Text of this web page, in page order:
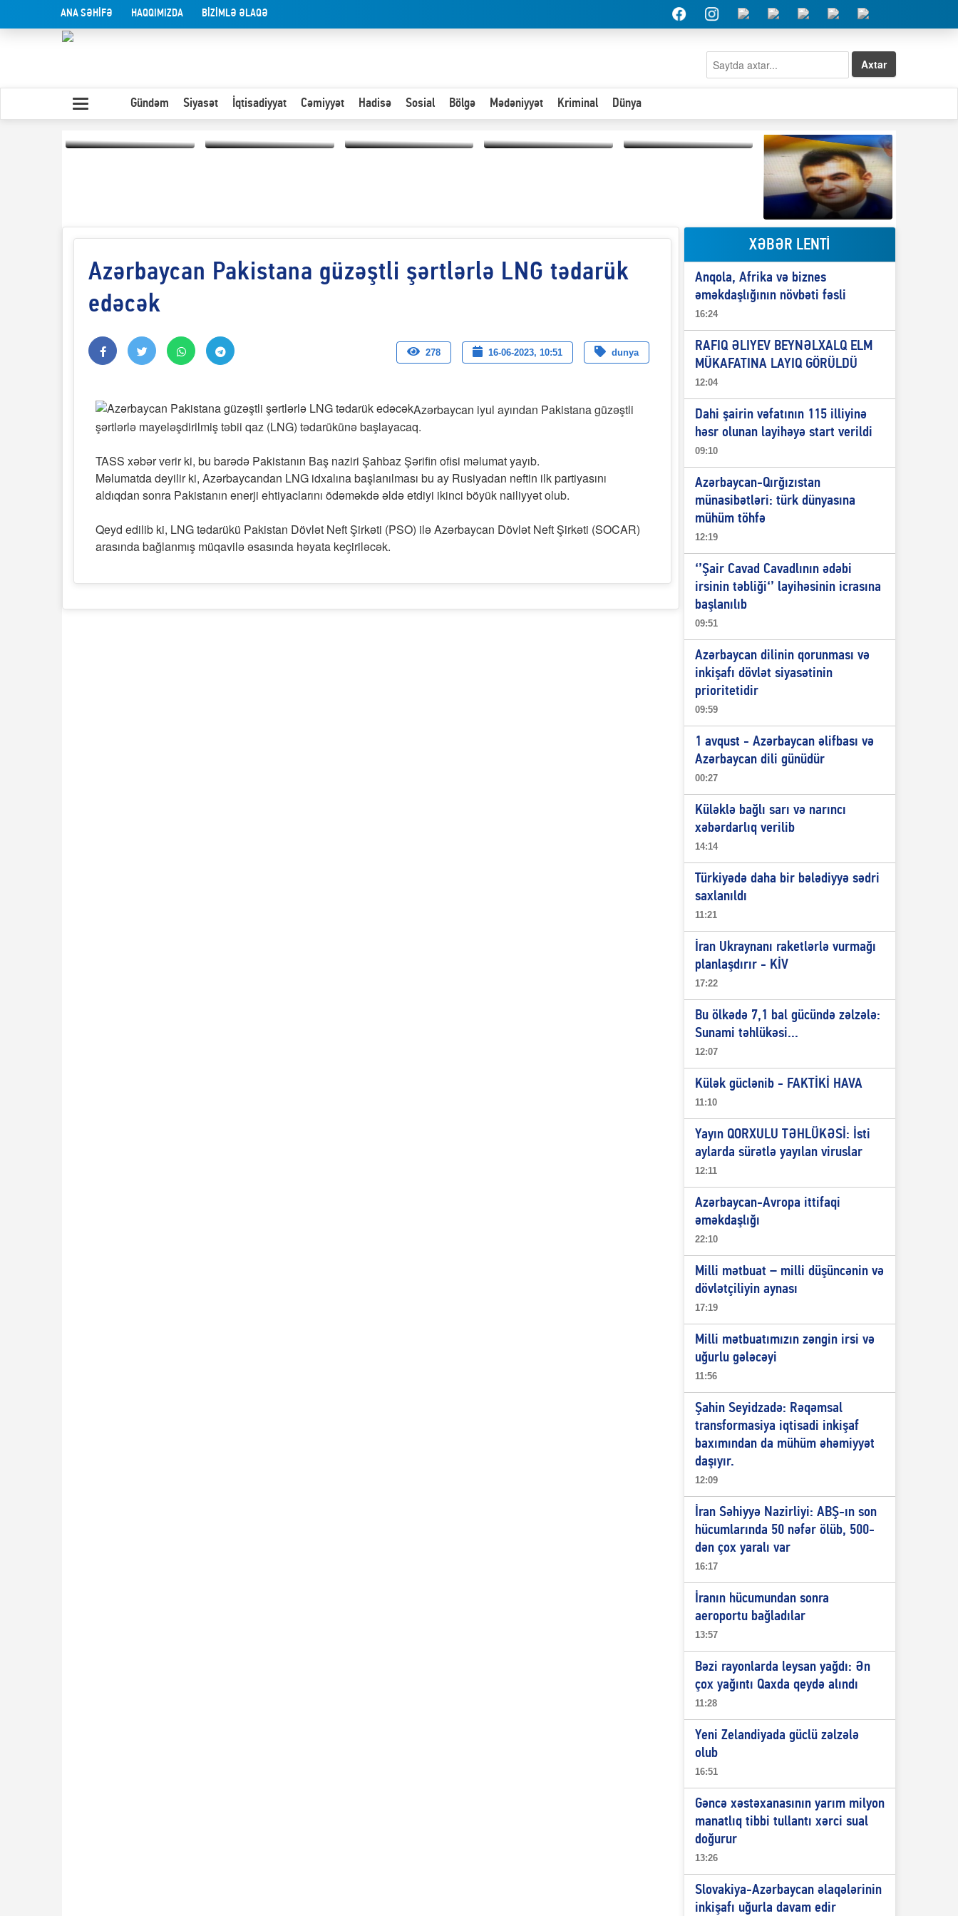
ANA SƏHİFƏ HAQQIMIZDA BİZİMLƏ ƏLAQƏ
Axtar
Gündəm Siyasət İqtisadiyyat Cəmiyyət Hadisə Sosial Bölgə Mədəniyyət Kriminal Dünya
Elşad Abdullayevin
erməniləri
maliyyələşdirən oğlu
niyə Azərbaycana
ekstradisiya olunmur?
Azərbaycan Pakistana güzəştli şərtlərlə LNG tədarük
edəcək
278 16-06-2023, 10:51 dunya
Azərbaycan iyul ayından Pakistana güzəştli
şərtlərlə mayeləşdirilmiş təbii qaz (LNG) tədarükünə başlayacaq.
TASS xəbər verir ki, bu barədə Pakistanın Baş naziri Şahbaz Şərifin ofisi məlumat yayıb.
Məlumatda deyilir ki, Azərbaycandan LNG idxalına başlanılması bu ay Rusiyadan neftin ilk partiyasını
aldıqdan sonra Pakistanın enerji ehtiyaclarını ödəməkdə əldə etdiyi ikinci böyük nailiyyət olub.
Qeyd edilib ki, LNG tədarükü Pakistan Dövlət Neft Şirkəti (PSO) ilə Azərbaycan Dövlət Neft Şirkəti (SOCAR)
arasında bağlanmış müqavilə əsasında həyata keçiriləcək.
XƏBƏR LENTİ
Anqola, Afrika və biznes
əməkdaşlığının növbəti fəsli
16:24
RAFIQ ƏLIYEV BEYNƏLXALQ ELM
MÜKAFATINA LAYIQ GÖRÜLDÜ
12:04
Dahi şairin vəfatının 115 illiyinə
həsr olunan layihəyə start verildi
09:10
Azərbaycan-Qırğızıstan
münasibətləri: türk dünyasına
mühüm töhfə
12:19
‘’Şair Cavad Cavadlının ədəbi
irsinin təbliği‘’ layihəsinin icrasına
başlanılıb
09:51
Azərbaycan dilinin qorunması və
inkişafı dövlət siyasətinin
prioritetidir
09:59
1 avqust - Azərbaycan əlifbası və
Azərbaycan dili günüdür
00:27
Küləklə bağlı sarı və narıncı
xəbərdarlıq verilib
14:14
Türkiyədə daha bir bələdiyyə sədri
saxlanıldı
11:21
İran Ukraynanı raketlərlə vurmağı
planlaşdırır - KİV
17:22
Bu ölkədə 7,1 bal gücündə zəlzələ:
Sunami təhlükəsi...
12:07
Külək güclənib - FAKTİKİ HAVA
11:10
Yayın QORXULU TƏHLÜKƏSİ: İsti
aylarda sürətlə yayılan viruslar
12:11
Azərbaycan-Avropa ittifaqi
əməkdaşlığı
22:10
Milli mətbuat – milli düşüncənin və
dövlətçiliyin aynası
17:19
Milli mətbuatımızın zəngin irsi və
uğurlu gələcəyi
11:56
Şahin Seyidzadə: Rəqəmsal
transformasiya iqtisadi inkişaf
baxımından da mühüm əhəmiyyət
daşıyır.
12:09
İran Səhiyyə Nazirliyi: ABŞ-ın son
hücumlarında 50 nəfər ölüb, 500-
dən çox yaralı var
16:17
İranın hücumundan sonra
aeroportu bağladılar
13:57
Bəzi rayonlarda leysan yağdı: Ən
çox yağıntı Qaxda qeydə alındı
11:28
Yeni Zelandiyada güclü zəlzələ
olub
16:51
Gəncə xəstəxanasının yarım milyon
manatlıq tibbi tullantı xərci sual
doğurur
13:26
Slovakiya-Azərbaycan əlaqələrinin
inkişafı uğurla davam edir